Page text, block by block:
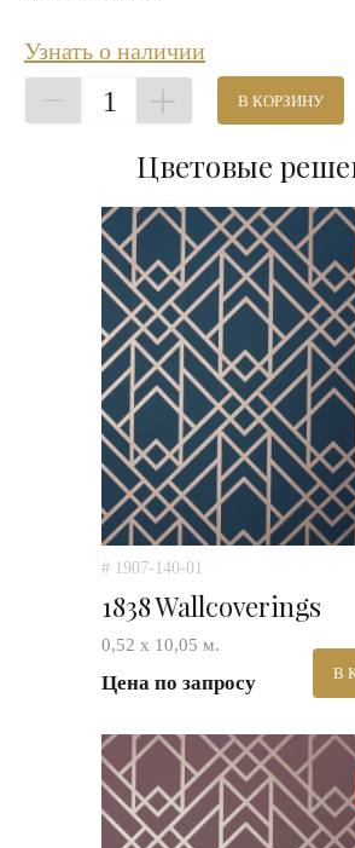
Узнать о наличии
1 В КОРЗИНУ
Цветовые
# 1907-140-01
1838 Wallcoverings
0,52 х 10,05 м.
Цена по запросу В